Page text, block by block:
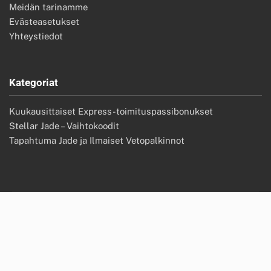
Meidän tarinamme
Evästeasetukset
Yhteystiedot
Kategoriat
Kuukausittaiset Express-toimituspassibonukset
Stellar Jade – Vaihtokoodit
Tapahtuma Jade ja Ilmaiset Vetopalkinnot